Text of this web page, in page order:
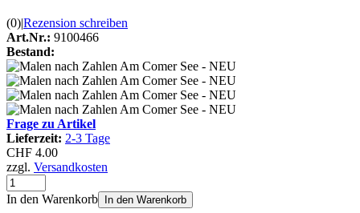
(0)|Rezension schreiben
Art.Nr.: 9100466
Bestand:
Frage zu Artikel
Lieferzeit: 2-3 Tage
CHF 4.00
zzgl. Versandkosten
In den Warenkorb In den Warenkorb